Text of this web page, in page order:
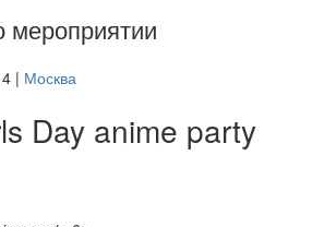
| Москва
Day anime party